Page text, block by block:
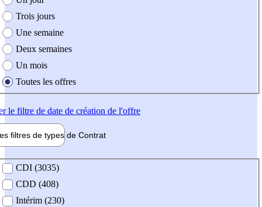
Trois jours
Une semaine
Deux semaines
Un mois
Toutes les offres
le filtre de date de création de l'offre
filtres de types de Contrat
contrat
CDI (3035)
CDD (408)
Intérim (230)